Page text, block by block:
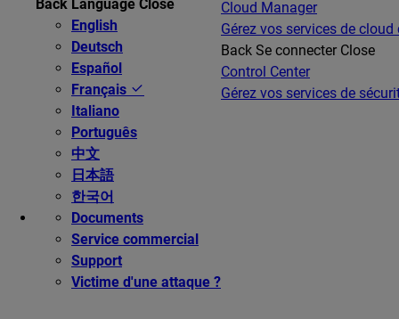
Back Language Close
English
Deutsch
Español
Français
Italiano
Português
中文
日本語
한국어
Documents
Service commercial
Support
Victime d'une attaque ?
Cloud Manager
Gérez vos services de
Back Se connecter Close
Control Center
Gérez vos services de